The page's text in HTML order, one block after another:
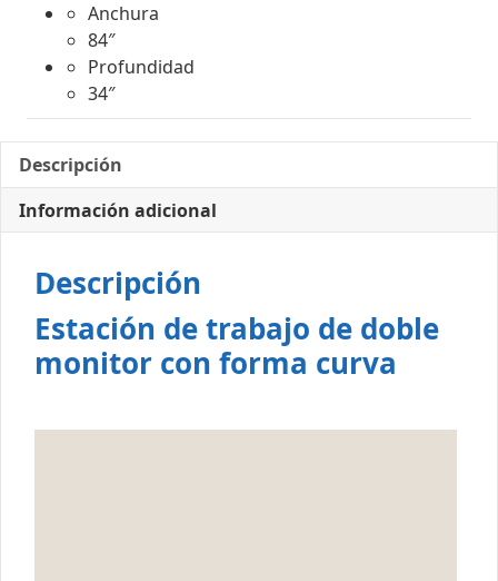
Anchura
84″
Profundidad
34″
Descripción
Información adicional
Descripción
Estación de trabajo de doble
monitor con forma curva